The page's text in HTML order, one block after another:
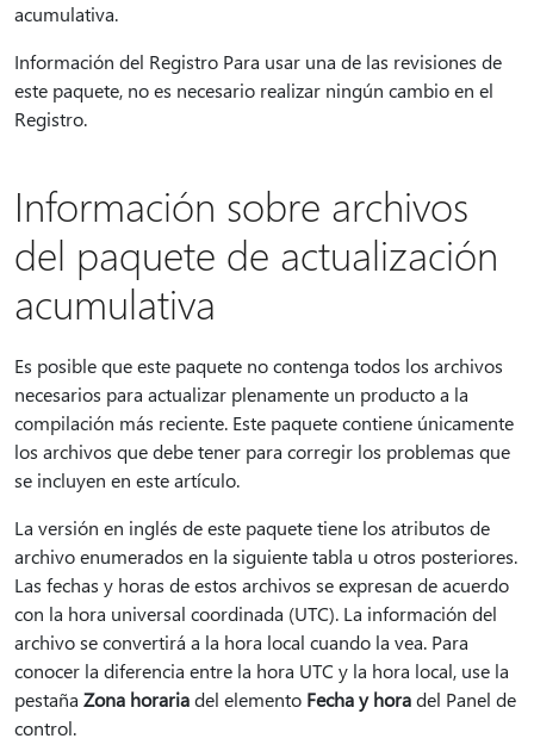
acumulativa.
Información del Registro Para usar una de las revisiones de
este paquete, no es necesario realizar ningún cambio en el
Registro.
Información sobre archivos
del paquete de actualización
acumulativa
Es posible que este paquete no contenga todos los archivos
necesarios para actualizar plenamente un producto a la
compilación más reciente. Este paquete contiene únicamente
los archivos que debe tener para corregir los problemas que
se incluyen en este artículo.
La versión en inglés de este paquete tiene los atributos de
archivo enumerados en la siguiente tabla u otros posteriores.
Las fechas y horas de estos archivos se expresan de acuerdo
con la hora universal coordinada (UTC). La información del
archivo se convertirá a la hora local cuando la vea. Para
conocer la diferencia entre la hora UTC y la hora local, use la
pestaña Zona horariadel elemento Fecha y horadel Panel de
control.